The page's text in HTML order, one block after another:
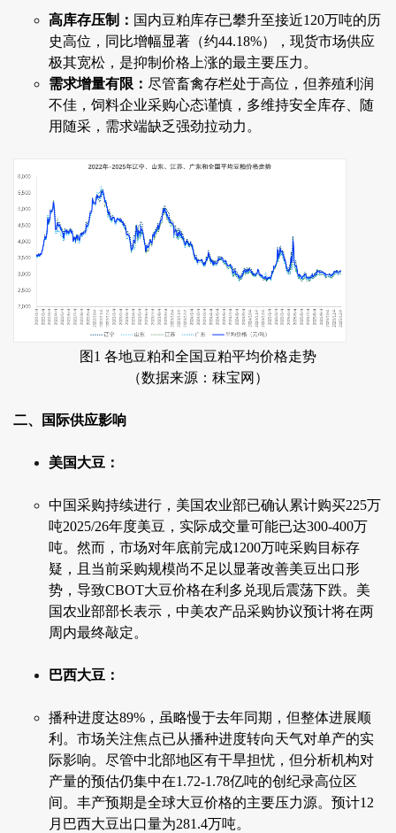
高库存压制： 国内豆粕库存已攀升至接近120万吨的历
史高位，同比增幅显著（约44.18%），现货市场供应
极其宽松，是抑制价格上涨的最主要压力。
需求增量有限： 尽管畜禽存栏处于高位，但养殖利润
不佳，饲料企业采购心态谨慎，多维持安全库存、随
用随采，需求端缺乏强劲拉动力。
图1 各地豆粕和全国豆粕平均价格走势
（数据来源：秣宝网）
二、国际供应影响
美国大豆：
中国采购持续进行，美国农业部已确认累计购买225万
吨2025/26年度美豆，实际成交量可能已达300-400万
吨。然而，市场对年底前完成1200万吨采购目标存
疑，且当前采购规模尚不足以显著改善美豆出口形
势，导致CBOT大豆价格在利多兑现后震荡下跌。美
国农业部部长表示，中美农产品采购协议预计将在两
周内最终敲定。
巴西大豆：
播种进度达89%，虽略慢于去年同期，但整体进展顺
利。市场关注焦点已从播种进度转向天气对单产的实
际影响。尽管中北部地区有干旱担忧，但分析机构对
产量的预估仍集中在1.72-1.78亿吨的创纪录高位区
间。丰产预期是全球大豆价格的主要压力源。预计12
月巴西大豆出口量为281.4万吨。